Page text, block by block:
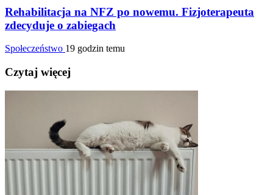
Rehabilitacja na NFZ po nowemu. Fizjoterapeuta
zdecyduje o zabiegach
Społeczeństwo 19 godzin temu
Czytaj więcej